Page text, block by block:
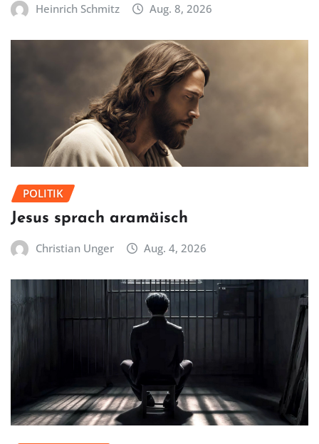
Heinrich Schmitz Aug. 8, 2026
POLITIK
Jesus sprach aramäisch
Christian Unger Aug. 4, 2026